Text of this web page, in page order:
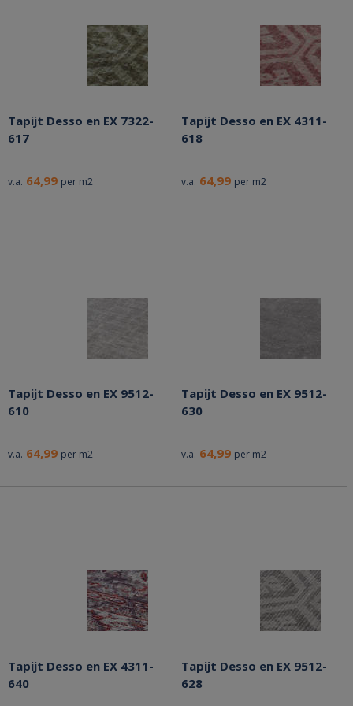
Tapijt Desso en EX 7322-
617
v.a. 64,99 per m2
Tapijt Desso en EX 4311-
618
v.a. 64,99 per m2
Tapijt Desso en EX 9512-
610
v.a. 64,99 per m2
Tapijt Desso en EX 9512-
630
v.a. 64,99 per m2
Tapijt Desso en EX 4311-
640
Tapijt Desso en EX 9512-
628